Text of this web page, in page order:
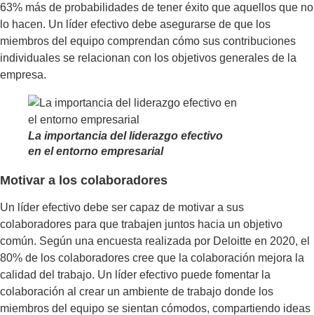
63% más de probabilidades de tener éxito que aquellos que no
lo hacen. Un líder efectivo debe asegurarse de que los
miembros del equipo comprendan cómo sus contribuciones
individuales se relacionan con los objetivos generales de la
empresa.
La importancia del liderazgo efectivo
en el entorno empresarial
Motivar a los colaboradores
Un líder efectivo debe ser capaz de motivar a sus
colaboradores para que trabajen juntos hacia un objetivo
común. Según una encuesta realizada por Deloitte en 2020, el
80% de los colaboradores cree que la colaboración mejora la
calidad del trabajo. Un líder efectivo puede fomentar la
colaboración al crear un ambiente de trabajo donde los
miembros del equipo se sientan cómodos, compartiendo ideas